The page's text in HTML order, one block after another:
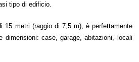
tipo di edificio.
15 metri (raggio di 7,5 m), è perfettamente
dimensioni: case, garage, abitazioni, locali